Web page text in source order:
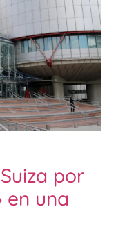
por
en una